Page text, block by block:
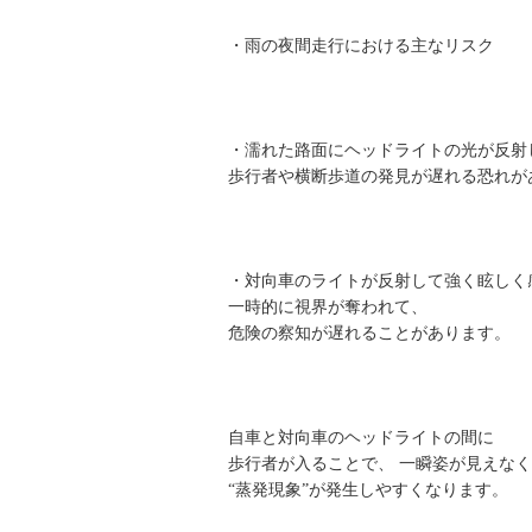
・雨の夜間走行における主なリスク
・濡れた路面にヘッドライトの光が反射
歩行者や横断歩道の発見が遅れる恐れが
・対向車のライトが反射して強く眩しく
一時的に視界が奪われて、
危険の察知が遅れることがあります。
自車と対向車のヘッドライトの間に
歩行者が入ることで、 一瞬姿が見えな
“蒸発現象”が発生しやすくなります。